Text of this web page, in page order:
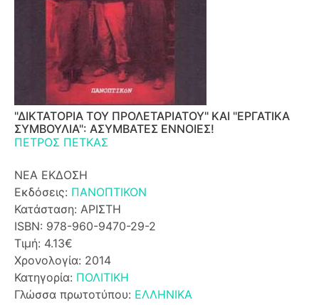
"ΔΙΚΤΑΤΟΡΙΑ ΤΟΥ ΠΡΟΛΕΤΑΡΙΑΤΟΥ" ΚΑΙ "ΕΡΓΑΤΙΚΑ
ΣΥΜΒΟΥΛΙΑ": ΑΣΥΜΒΑΤΕΣ ΕΝΝΟΙΕΣ!
ΠΕΤΡΟΣ ΠΕΤΚΑΣ
ΝΕΑ ΕΚΔΟΣΗ
Εκδόσεις: ΠΑΝΟΠΤΙΚΟΝ
Κατάσταση: ΑΡΙΣΤΗ
ISBN: 978-960-9470-29-2
Τιμή: 4.13€
Χρονολογία: 2014
Κατηγορία: ΠΟΛΙΤΙΚΗ
Γλώσσα πρωτοτύπου: ΕΛΛΗΝΙΚΑ